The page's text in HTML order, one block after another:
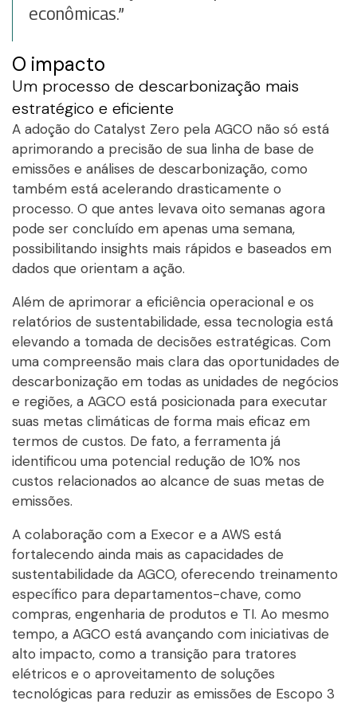
econômicas.”
O impacto
Um processo de descarbonização mais
estratégico e eficiente
A adoção do Catalyst Zero pela AGCO não só está
aprimorando a precisão de sua linha de base de
emissões e análises de descarbonização, como
também está acelerando drasticamente o
processo. O que antes levava oito semanas agora
pode ser concluído em apenas uma semana,
possibilitando insights mais rápidos e baseados em
dados que orientam a ação.
Além de aprimorar a eficiência operacional e os
relatórios de sustentabilidade, essa tecnologia está
elevando a tomada de decisões estratégicas. Com
uma compreensão mais clara das oportunidades de
descarbonização em todas as unidades de negócios
e regiões, a AGCO está posicionada para executar
suas metas climáticas de forma mais eficaz em
termos de custos. De fato, a ferramenta já
identificou uma potencial redução de 10% nos
custos relacionados ao alcance de suas metas de
emissões.
A colaboração com a Execor e a AWS está
fortalecendo ainda mais as capacidades de
sustentabilidade da AGCO, oferecendo treinamento
específico para departamentos-chave, como
compras, engenharia de produtos e TI. Ao mesmo
tempo, a AGCO está avançando com iniciativas de
alto impacto, como a transição para tratores
elétricos e o aproveitamento de soluções
tecnológicas para reduzir as emissões de Escopo 3